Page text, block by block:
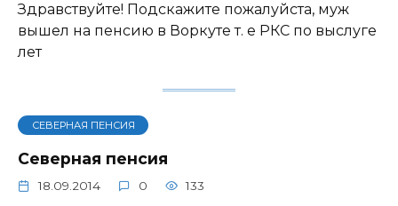
Здравствуйте! Подскажите пожалуйста, муж
вышел на пенсию в Воркуте т. е РКС по выслуге
лет
СЕВЕРНАЯ ПЕНСИЯ
Северная пенсия
18.09.2014 0 133